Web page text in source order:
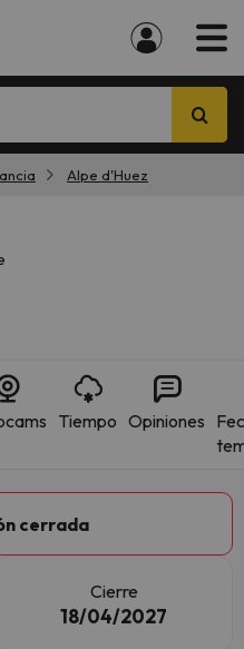
Alpe d'Huez
Tiempo Opiniones
cerrada
Cierre
18/04/2027